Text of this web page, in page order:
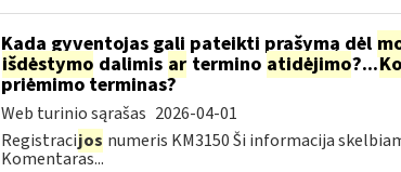
Kada gyventojas gali pateikti prašymą dėl
išdėstymo dalimis artermino atidėjimo?...
priėmimo terminas?
Web turinio sąrašas 2026-04-01
Registracijos numeris KM3150 Ši informacija
Komentaras...